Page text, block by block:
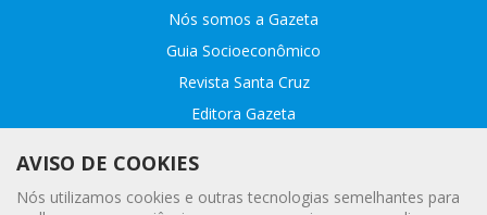
Nós somos a Gazeta
Guia Socioeconômico
Revista Santa Cruz
Editora Gazeta
Fale conosco
Webmail
AVISO DE COOKIES
Nós utilizamos cookies e outras tecnologias semelhantes para